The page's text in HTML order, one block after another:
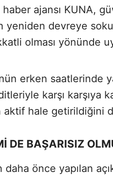
ajansı KUNA,
yeniden devreye
olması yönünde
erken saatlerinde
karşı karşıya
aktif hale getirildiğini
DE BAŞARISIZ
önce yapılan